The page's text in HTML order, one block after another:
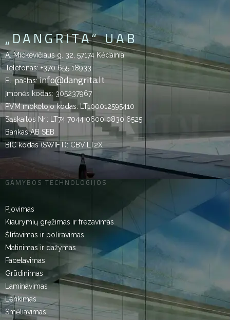
„DANGRITA“ UAB
A. Mickevičiaus g. 32, 57174 Kėdainiai
Telefonas: +370 655 18933
El. paštas:info@dangrita.lt
Įmonės kodas: 305237967
PVM mokėtojo kodas: LT100012595410
Sąskaitos Nr.: LT74 7044 0600 0830 6525
Bankas AB SEB
BIC kodas (SWIFT): CBVILT2X
GAMYBOS TECHNOLOGIJOS
Pjovimas
Kiaurymių gręžimas ir frezavimas
Šlifavimas ir poliravimas
Matinimas ir dažymas
Facetavimas
Grūdinimas
Laminavimas
Lenkimas
Smėliavimas